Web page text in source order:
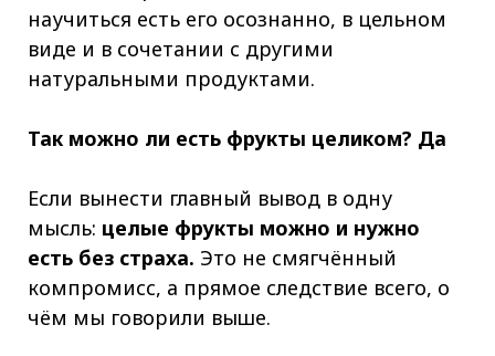
научиться есть его осознанно, в цельном
виде и в сочетании с другими
натуральными продуктами.
Так можно ли есть фрукты целиком? Да
Если вынести главный вывод в одну
мысль: целые фрукты можно и нужно
есть без страха. Это не смягчённый
компромисс, а прямое следствие всего, о
чём мы говорили выше.